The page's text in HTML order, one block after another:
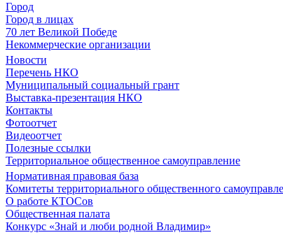
Город
Город в лицах
70 лет Великой Победе
Некоммерческие организации
Новости
Перечень НКО
Муниципальный социальный грант
Выставка-презентация НКО
Контакты
Фотоотчет
Видеоотчет
Полезные ссылки
Территориальное общественное самоуправление
Нормативная правовая база
Комитеты территориального общественного
О работе КТОСов
Общественная палата
Конкурс «Знай и люби родной Владимир»